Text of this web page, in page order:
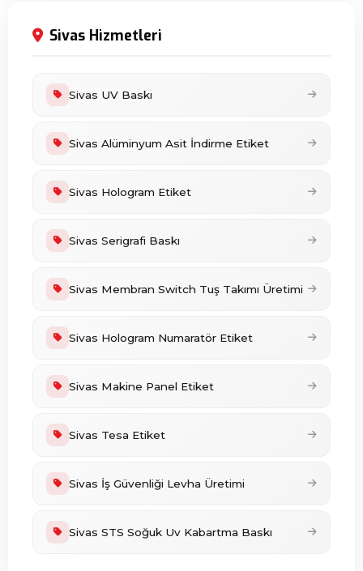
Sivas Hizmetleri
Sivas UV Baskı
Sivas Alüminyum Asit İndirme Etiket
Sivas Hologram Etiket
Sivas Serigrafi Baskı
Sivas Membran Switch Tuş Takımı Üretimi
Sivas Hologram Numaratör Etiket
Sivas Makine Panel Etiket
Sivas Tesa Etiket
Sivas İş Güvenliği Levha Üretimi
Sivas STS Soğuk Uv Kabartma Baskı